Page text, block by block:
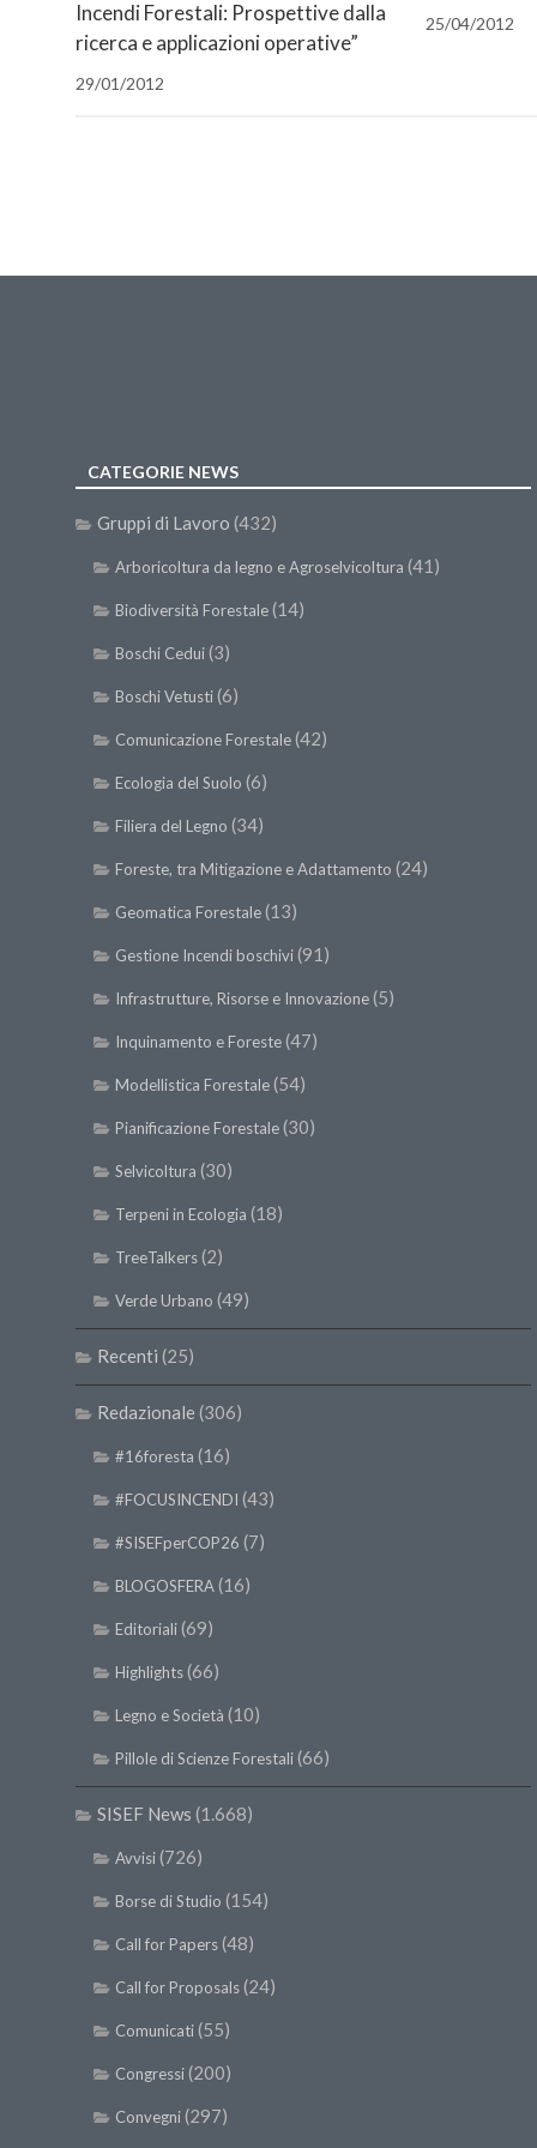
in
Incendi Forestali: Prospettive dalla
ricerca e applicazioni operative”
29/01/2012
25/04/2012
CATEGORIE NEWS
Gruppi di Lavoro (432)
Arboricoltura da legno e Agroselvicoltura (41)
Biodiversità Forestale(14)
Boschi Cedui(3)
Boschi Vetusti(6)
Comunicazione Forestale(42)
Ecologia del Suolo (6)
Filiera del Legno (34)
Foreste, tra Mitigazione e Adattamento (24)
Geomatica Forestale(13)
Gestione Incendi boschivi(91)
Infrastrutture, Risorse e Innovazione(5)
Inquinamento e Foreste(47)
Modellistica Forestale(54)
Pianificazione Forestale(30)
Selvicoltura (30)
Terpeni in Ecologia (18)
TreeTalkers(2)
Verde Urbano (49)
Recenti (25)
Redazionale (306)
#16foresta (16)
#FOCUSINCENDI (43)
#SISEFperCOP26 (7)
BLOGOSFERA (16)
Editoriali(69)
Highlights(66)
Legno e Società (10)
Pillole di Scienze Forestali(66)
SISEF News (1.668)
Avvisi(726)
Borse di Studio (154)
Call for Papers(48)
Call for Proposals(24)
Comunicati(55)
Congressi(200)
Convegni(297)